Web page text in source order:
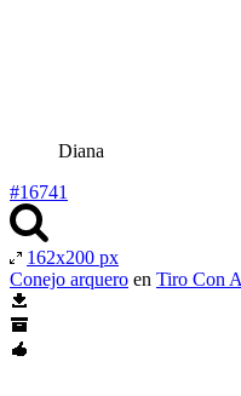
Diana
#16741
162x200 px
Conejo arquero en Tiro Con